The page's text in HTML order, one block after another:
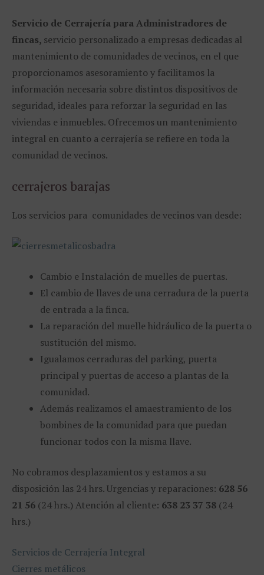
Servicio de Cerrajería para Administradores de
fincas, servicio personalizado a empresas dedicadas al
mantenimiento de comunidades de vecinos, en el que
proporcionamos asesoramiento y facilitamos la
información necesaria sobre distintos dispositivos de
seguridad, ideales para reforzar la seguridad en las
viviendas e inmuebles. Ofrecemos un mantenimiento
integral en cuanto a cerrajería se refiere en toda la
comunidad de vecinos.
cerrajeros barajas
Los servicios para comunidades de vecinos van desde:
Cambio e Instalación de muelles de puertas.
El cambio de llaves de una cerradura de la puerta
de entrada a la finca.
La reparación del muelle hidráulico de la puerta o
sustitución del mismo.
Igualamos cerraduras del parking, puerta
principal y puertas de acceso a plantas de la
comunidad.
Además realizamos el amaestramiento de los
bombines de la comunidad para que puedan
funcionar todos con la misma llave.
No cobramos desplazamientos y estamos a su
disposición las 24 hrs. Urgencias y reparaciones: 628 56
21 56 (24 hrs.) Atención al cliente: 638 23 37 38 (24
hrs.)
Servicios de Cerrajería Integral
Cierres metálicos